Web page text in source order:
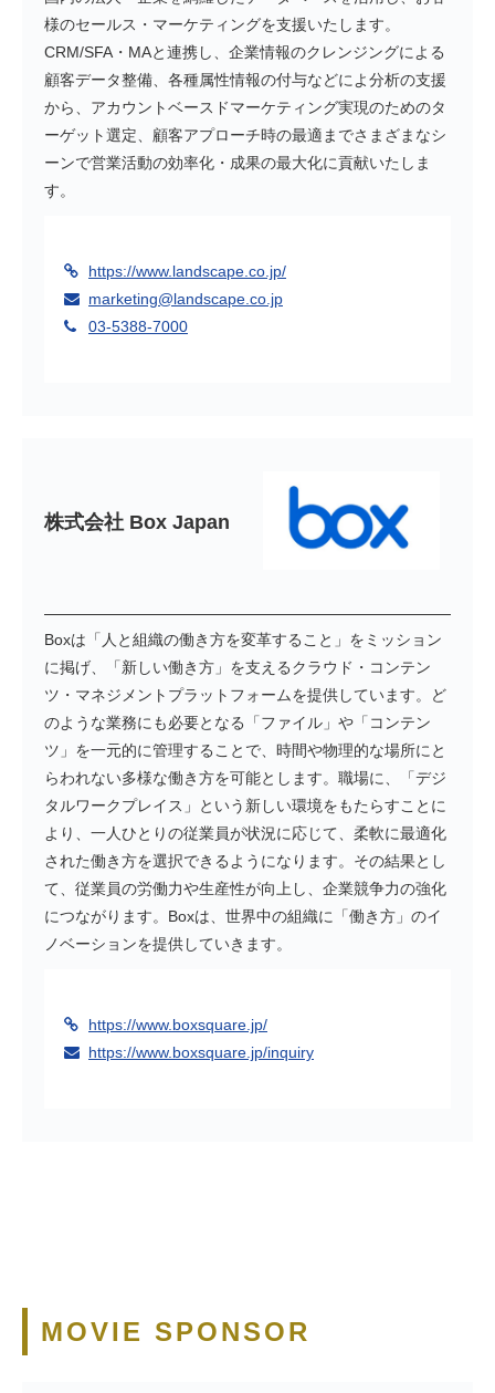
様のセールス・マーケティングを支援いたします。
CRM/SFA・MAと連携し、企業情報のクレンジングによる
顧客データ整備、各種属性情報の付与などによ分析の支援
から、アカウントベースドマーケティング実現のためのタ
ーゲット選定、顧客アプローチ時の最適までさまざまなシ
ーンで営業活動の効率化・成果の最大化に貢献いたしま
す。
https://www.landscape.co.jp/
marketing@landscape.co.jp
03-5388-7000
株式会社 Box Japan
Boxは「人と組織の働き方を変革すること」をミッション
に掲げ、「新しい働き方」を支えるクラウド・コンテン
ツ・マネジメントプラットフォームを提供しています。ど
のような業務にも必要となる「ファイル」や「コンテン
ツ」を一元的に管理することで、時間や物理的な場所にと
らわれない多様な働き方を可能とします。職場に、「デジ
タルワークプレイス」という新しい環境をもたらすことに
より、一人ひとりの従業員が状況に応じて、柔軟に最適化
された働き方を選択できるようになります。その結果とし
て、従業員の労働力や生産性が向上し、企業競争力の強化
につながります。Boxは、世界中の組織に「働き方」のイ
ノベーションを提供していきます。
https://www.boxsquare.jp/
https://www.boxsquare.jp/inquiry
MOVIE SPONSOR